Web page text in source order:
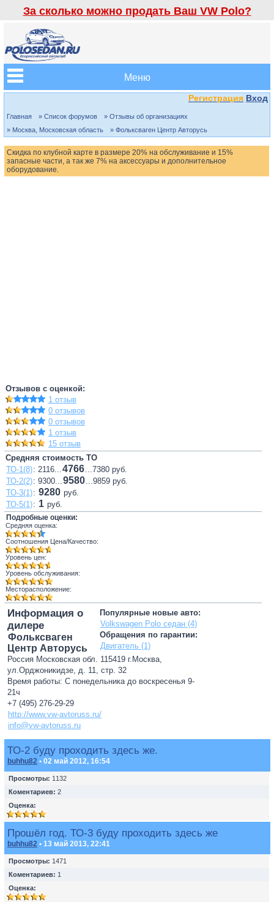
За сколько можно продать Ваш VW Polo?
Меню
Регистрация Вход
Главная » Список форумов
» Отзывы об организациях
» Москва, Московская область
» Фольксваген Центр Авторусь
Скидка по клубной карте в размере 20% на обслуживание и 15%
запасные части, а так же 7% на аксессуары и дополнительное
оборудование.
Отзывов с оценкой:
1 отзыв
0 отзывов
0 отзывов
1 отзыв
15 отзыв
Средняя стоимость ТО
ТО-1(8): 2116...4766...7380 руб.
ТО-2(2): 9300...9580...9859 руб.
ТО-3(1): 9280 руб.
ТО-5(1): 1 руб.
Подробные оценки:
Средняя оценка:
Соотношения Цена/Качество:
Уровень цен:
Уровень обслуживания:
Месторасположение:
Популярные новые авто:
Volkswagen Polo седан (4)
Обращения по гарантии:
Двигатель (1)
Информация о
дилере
Фольксваген
Центр Авторусь
Россия Московская обл. 115419 г.Москва,
ул.Орджоникидзе, д. 11, стр. 32
Время работы: С понедельника до воскресенья 9-
21ч
+7 (495) 276-29-29
http://www.vw-avtoruss.ru/
info@vw-avtoruss.ru
ТО-2 буду проходить здесь же.
buhhu82 • 02 май 2012, 16:54
Просмотры: 1132
Коментариев: 2
Оценка:
Прошёл год. ТО-3 буду проходить здесь же
buhhu82 • 13 май 2013, 22:41
Просмотры: 1471
Коментариев: 1
Оценка: